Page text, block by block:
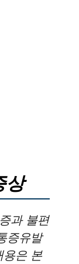
상
과 불편
증유발
용은 본